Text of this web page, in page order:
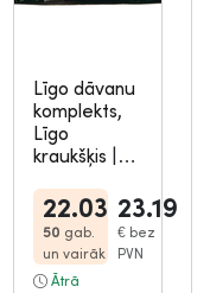
Līgo dāvanu
komplekts,
Līgo
kraukšķis
22.03
50 gab.
un vairāk
23.19
€ bez
PVN
Ātrā